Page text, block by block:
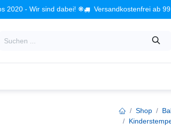
2020 - Wir sind dabei! ❋ Versandkostenfrei ab
Shop